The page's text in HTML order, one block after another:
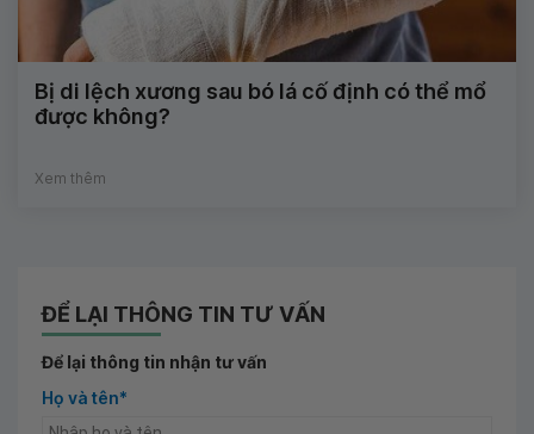
Bị di lệch xương sau bó lá cố định có thể mổ
được không?
Xem thêm
ĐỂ LẠI THÔNG TIN TƯ VẤN
Để lại thông tin nhận tư vấn
Họ và tên*